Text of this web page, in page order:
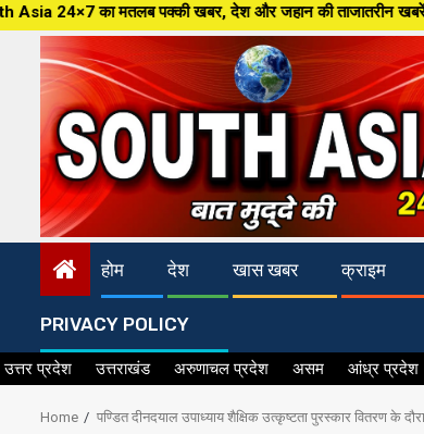
Skip
to
content
पक्की खबर, देश और जहान की ताजातरीन खबरें,पत्रकारिता की
होम देश खास खबर क्राइम
PRIVACY POLICY
उत्तर प्रदेश उत्तराखंड अरुणाचल प्रदेश असम आंध्र प्रदेश
Home पण्डित दीनदयाल उपाध्याय शैक्षिक उत्कृष्टता पुरस्कार वितरण के